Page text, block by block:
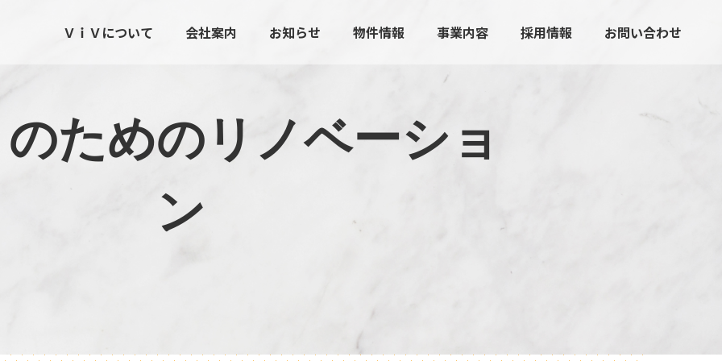
ＶｉＶについて 会社案内 お知らせ 物件情報 事業内容 採用情報 お問い合わせ
のための リ ノベーシ ョ
ン